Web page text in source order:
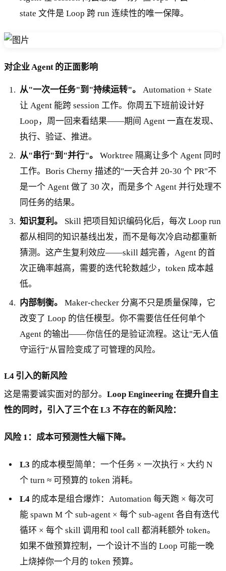
state 文件是 Loop 跨 run 连续性的唯一保障。
对企业 Agent 的正面影响
从"一次一任务"到"持续运转"。
Automation + State
让 Agent 能跨 session 工作。你周五下班前设计好
Loop，周一回来看结果——期间 Agent 一直在发现、
执行、验证、推进。
从"串行"到"并行"。
Worktree 隔离让多个 Agent 同时
工作。Boris Cherny 描述的"一天合并 20-30 个 PR"不
是一个 Agent 做了 30 次，而是多个 Agent 并行处理不
同任务的结果。
知识复利。
Skill 把项目知识编码化后，每次 Loop run
都从相同的知识基线出发，而不是每次冷启动都重新
猜测。这产生复利效应——skill 越完善，Agent 的首
次正确率越高，需要的迭代轮数越少，token 成本越
低。
内部制衡。
Maker-checker 分离不只是质量保障，它
改变了 Loop 的信任模型。你不需要信任任何单个
Agent 的输出——你信任的是验证流程。这让"无人值
守运行"从冒险变成了可管理的风险。
L4 引入的新风险
这是需要诚实面对的部分。 Loop Engineering 在提升自主
性的同时，引入了三个在 L3 不存在的新风险：
风险 1：成本可预测性大幅下降。
L3 的成本模型简单：一个任务 × 一次执行 × 大约 N
个 turn ≈ 可预算的 token 消耗。
L4 的成本是组合爆炸：Automation 每天跑 × 每次可
能 spawn M 个 sub-agent × 每个 sub-agent 各自有迭代
循环 × 每个 skill 调用和 tool call 都消耗额外 token。
如果不做预算控制，一个设计不当的 Loop 可能一晚
上烧掉你一个月的 token 预算。